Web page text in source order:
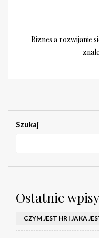
Biznes a rozwijanie
Szukaj
Ostatnie wpisy
CZYM JEST HR I JAKA